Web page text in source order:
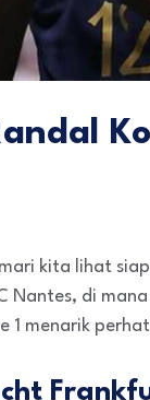
kita lihat
Nantes, di
1 menarik